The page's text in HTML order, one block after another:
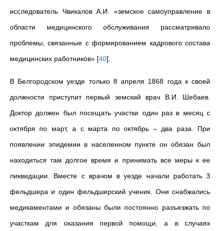
исследователь Чвикалов А.И. «земское самоуправление в
области медицинского обслуживания рассматривало
проблемы, связанные с формированием кадрового состава
медицинских работников» [40]
В Белгородском уезде только 8 апреля 1868 года к своей
должности приступит первый земский врач В.И. Шебаев.
Доктор должен был посещать участки один раз в месяц с
октября по март, а с марта по октябрь – два раза. При
появлении эпидемии в населенном пункте он обязан был
находиться там долгое время и принимать все меры к ее
ликвидации. Вместе с врачом в уезде начали работать 3
фельдшера и один фельдшерский ученик. Они снабжались
медикаментами и обязаны были постоянно разъезжать по
участкам для оказания первой помощи, а в случаях